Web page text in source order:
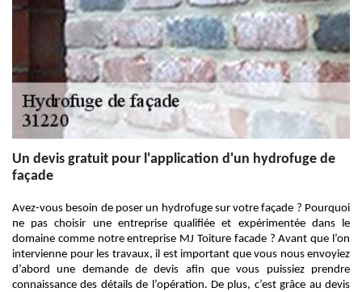
Un devis gratuit pour l'application d'un hydrofuge de
façade
Avez-vous besoin de poser un hydrofuge sur votre façade ? Pourquoi
ne pas choisir une entreprise qualifiée et expérimentée dans le
domaine comme notre entreprise MJ Toiture facade ? Avant que l’on
intervienne pour les travaux, il est important que vous nous envoyiez
d’abord une demande de devis afin que vous puissiez prendre
connaissance des détails de l’opération. De plus, c’est grâce au devis